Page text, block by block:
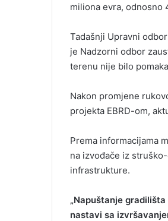
miliona evra, odnosno
Tadašnji Upravni
je Nadzorni odbor
terenu nije bilo
Nakon promjene
projekta EBRD-om,
Prema informacijama
na izvođače iz
infrastrukture.
„Napuštanje
nastavi sa